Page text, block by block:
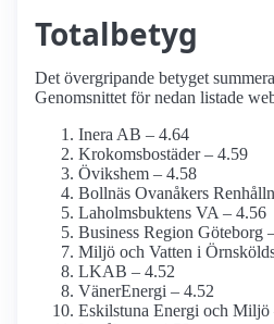
Totalbetyg
Det övergripande betyget
Genomsnittet för nedan listade
Inera AB – 4.64
Krokoms­bostäder – 4.59
Övikshem – 4.58
Bollnäs Ovanåkers
Laholmsbuktens VA – 4.56
Business Region Göteborg
Miljö och Vatten i
LKAB – 4.52
VänerEnergi – 4.52
Eskilstuna Energi och Miljö